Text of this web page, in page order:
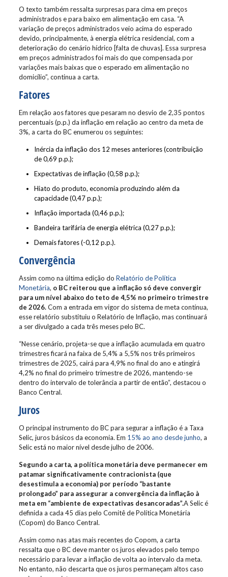
O texto também ressalta surpresas para cima em preços
administrados e para baixo em alimentação em casa. “A
variação de preços administrados veio acima do esperado
devido, principalmente, à energia elétrica residencial, com a
deterioração do cenário hídrico [falta de chuvas]. Essa surpresa
em preços administrados foi mais do que compensada por
variações mais baixas que o esperado em alimentação no
domicílio”, continua a carta.
Fatores
Em relação aos fatores que pesaram no desvio de 2,35 pontos
percentuais (p.p.) da inflação em relação ao centro da meta de
3%, a carta do BC enumerou os seguintes:
Inércia da inflação dos 12 meses anteriores (contribuição
de 0,69 p.p.);
Expectativas de inflação (0,58 p.p.);
Hiato do produto, economia produzindo além da
capacidade (0,47 p.p.);
Inflação importada (0,46 p.p.);
Bandeira tarifária de energia elétrica (0,27 p.p.);
Demais fatores (-0,12 p.p.).
Convergência
Assim como na última edição do Relatório de Política
Monetária, o BC reiterou que a inflação só deve convergir
para um nível abaixo do teto de 4,5% no primeiro trimestre
de 2026.Com a entrada em vigor do sistema de meta contínua,
esse relatório substituiu o Relatório de Inflação, mas continuará
a ser divulgado a cada três meses pelo BC.
“Nesse cenário, projeta-se que a inflação acumulada em quatro
trimestres ficará na faixa de 5,4% a 5,5% nos três primeiros
trimestres de 2025, cairá para 4,9% no final do ano e atingirá
4,2% no final do primeiro trimestre de 2026, mantendo-se
dentro do intervalo de tolerância a partir de então”, destacou o
Banco Central.
Juros
O principal instrumento do BC para segurar a inflação é a Taxa
Selic, juros básicos da economia. Em 15% ao ano desde junho, a
Selic está no maior nível desde julho de 2006.
Segundo a carta, a política monetária deve permanecer em
patamar significativamente contracionista (que
desestimula a economia) por período “bastante
prolongado” para assegurar a convergência da inflação à
meta em “ambiente de expectativas desancoradas”.A Selic é
definida a cada 45 dias pelo Comitê de Política Monetária
(Copom) do Banco Central.
Assim como nas atas mais recentes do Copom, a carta
ressalta que o BC deve manter os juros elevados pelo tempo
necessário para levar a inflação de volta ao intervalo da meta.
No entanto, não descarta que os juros permaneçam altos caso